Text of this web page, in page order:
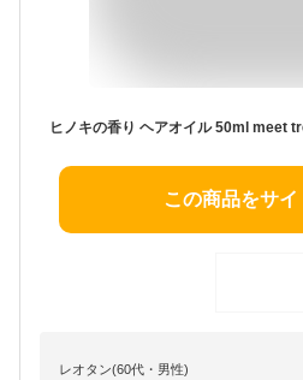
この商品をサイ
レオタン(60代・男性)